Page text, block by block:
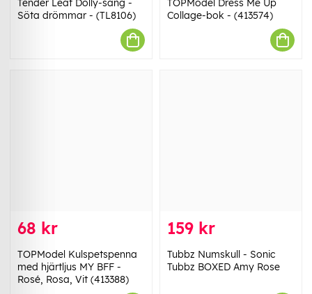
Tender Leaf Dolly-säng -
Söta drömmar - (TL8106)
TOPModel Dress Me Up
Collage-bok - (413574)
68 kr
TOPModel Kulspetspenna
med hjärtljus MY BFF -
Rosé, Rosa, Vit (413388)
159 kr
Tubbz Numskull - Sonic
Tubbz BOXED Amy Rose